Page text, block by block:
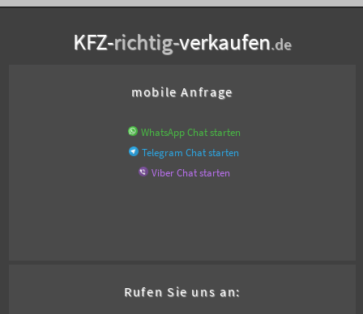
KFZ-richtig-verkaufen.de
mobile Anfrage
WhatsApp Chat starten
Telegram Chat starten
Viber Chat starten
Rufen Sie uns an: